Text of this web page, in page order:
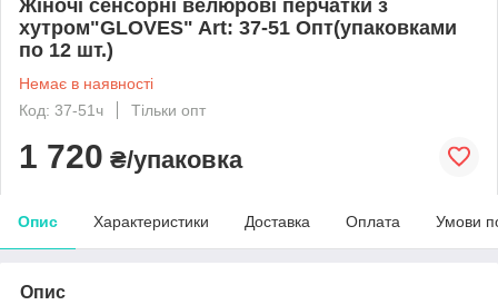
Жіночі сенсорні велюрові перчатки з
хутром"GLOVES" Art: 37-51 Опт(упаковками
по 12 шт.)
Немає в наявності
Код: 37-51ч
Тільки опт
1 720 ₴/упаковка
Опис Характеристики Доставка Оплата Умови
Опис